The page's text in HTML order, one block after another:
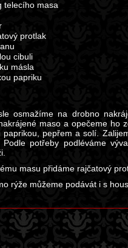
telecího masa
protlak
cibuli
másla
papriku
osmažíme na drobno
maso a opečeme ho
paprikou, pepřem a solí.
Podle potřeby podléváme
masu přidáme rajčatový
rýže můžeme podávát i s